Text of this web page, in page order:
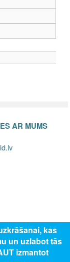
AR MUMS
satura visas tiesības
kas
un uzlabot tās
izmantot